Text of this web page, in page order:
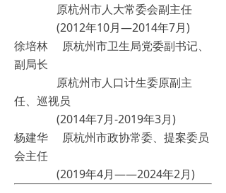
原杭州市人大常委会副主任
(2012年10月—2014年7月)
徐培林 原杭州市卫生局党委副书记、
副局长
原杭州市人口计生委原副主
任、巡视员
(2014年7月-2019年3月)
杨建华 原杭州市政协常委、提案委员
会主任
(2019年4月——2024年2月)